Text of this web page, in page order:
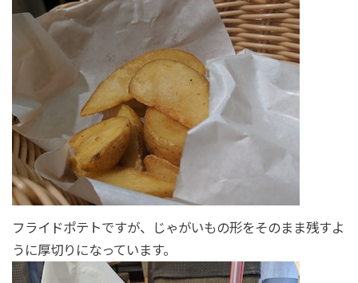
フライドポテトですが、じゃがいもの形をそのまま残すよ
うに厚切りになっています。